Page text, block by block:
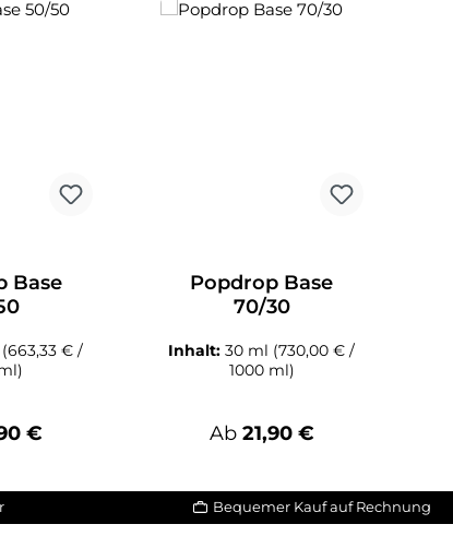
Base
(663,33 € /
Preis:
€
Popdrop Base
70/30
Inhalt:30 ml (730,00 € /
1000 ml)
Regulärer Preis:
Ab 21,90 €
Bequemer Kauf auf Rechnung